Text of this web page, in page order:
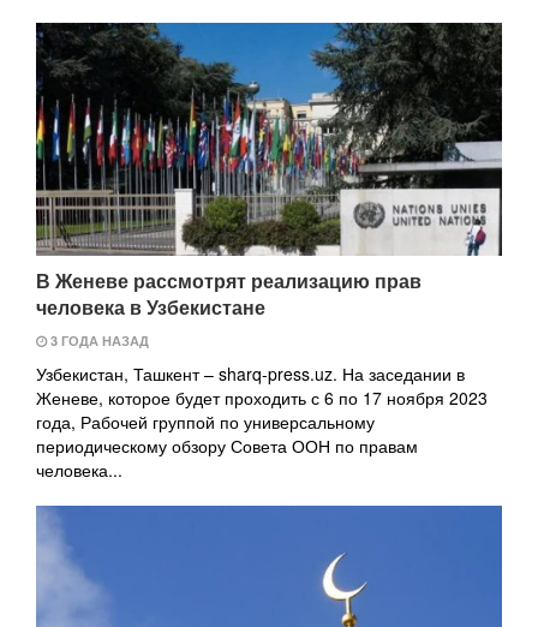
В Женеве рассмотрят реализацию прав
человека в Узбекистане
3 ГОДА НАЗАД
Узбекистан, Ташкент – sharq-press.uz. На заседании в
Женеве, которое будет проходить с 6 по 17 ноября 2023
года, Рабочей группой по универсальному
периодическому обзору Совета ООН по правам
человека...